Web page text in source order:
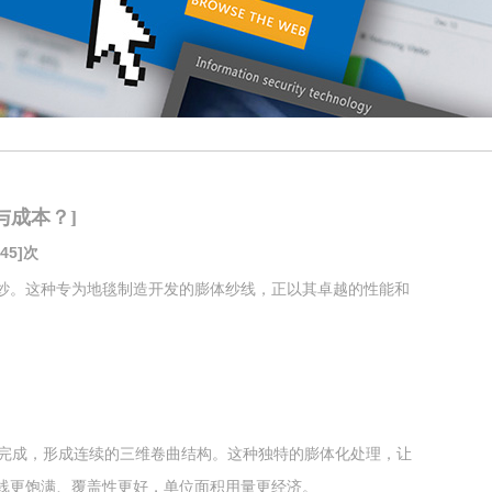
成本？]
次
这种专为地毯制造开发的膨体纱线，正以其卓越的性能和
，形成连续的三维卷曲结构。这种独特的膨体化处理，让
饱满、覆盖性更好，单位面积用量更经济。